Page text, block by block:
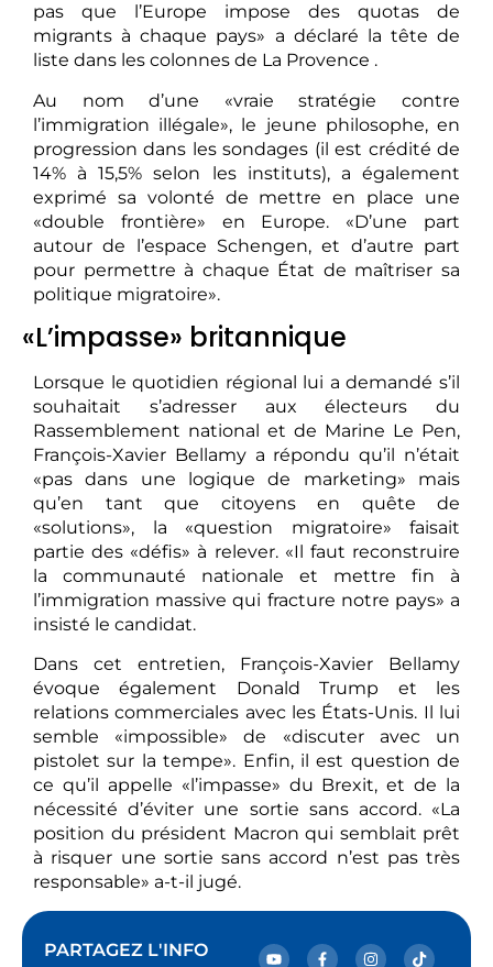
pas que l’Europe impose des quotas de
migrants à chaque pays» a déclaré la tête de
liste dans les colonnes de La Provence .
Au nom d’une «vraie stratégie contre
l’immigration illégale», le jeune philosophe, en
progression dans les sondages (il est crédité de
14% à 15,5% selon les instituts), a également
exprimé sa volonté de mettre en place une
«double frontière» en Europe. «D’une part
autour de l’espace Schengen, et d’autre part
pour permettre à chaque État de maîtriser sa
politique migratoire».
«L’impasse» britannique
Lorsque le quotidien régional lui a demandé s’il
souhaitait s’adresser aux électeurs du
Rassemblement national et de Marine Le Pen,
François-Xavier Bellamy a répondu qu’il n’était
«pas dans une logique de marketing» mais
qu’en tant que citoyens en quête de
«solutions», la «question migratoire» faisait
partie des «défis» à relever. «Il faut reconstruire
la communauté nationale et mettre fin à
l’immigration massive qui fracture notre pays» a
insisté le candidat.
Dans cet entretien, François-Xavier Bellamy
évoque également Donald Trump et les
relations commerciales avec les États-Unis. Il lui
semble «impossible» de «discuter avec un
pistolet sur la tempe». Enfin, il est question de
ce qu’il appelle «l’impasse» du Brexit, et de la
nécessité d’éviter une sortie sans accord. «La
position du président Macron qui semblait prêt
à risquer une sortie sans accord n’est pas très
responsable» a-t-il jugé.
PARTAGEZ L'INFO